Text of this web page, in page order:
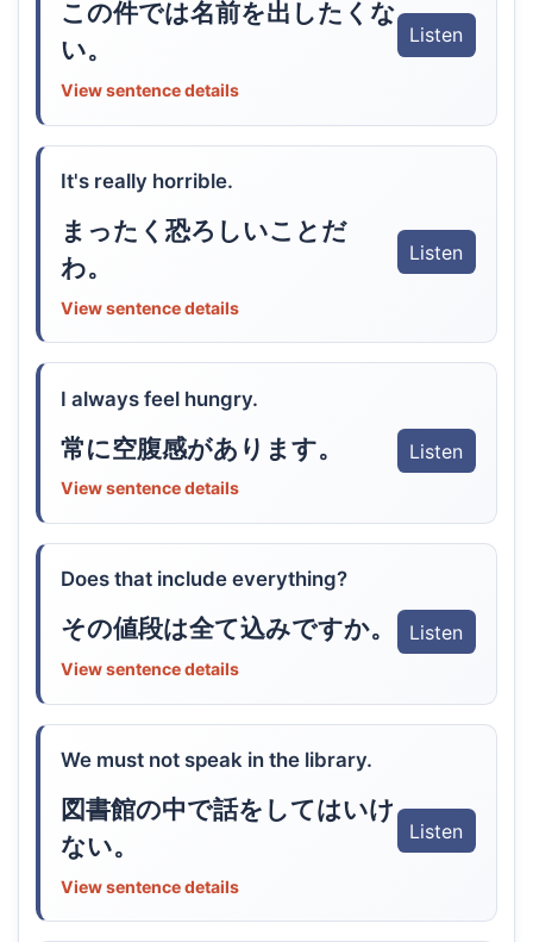
この件では名前を出したくな
い。
Listen
View sentence details
It's really horrible.
まったく恐ろしいことだ
わ。
Listen
View sentence details
I always feel hungry.
常に空腹感があります。 Listen
View sentence details
Does that include everything?
その値段は全て込みですか。 Listen
View sentence details
We must not speak in the library.
図書館の中で話をしてはいけ
ない。
Listen
View sentence details